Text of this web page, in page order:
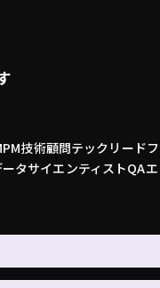
PM技術顧問テックリード
ータサイエンティストQA